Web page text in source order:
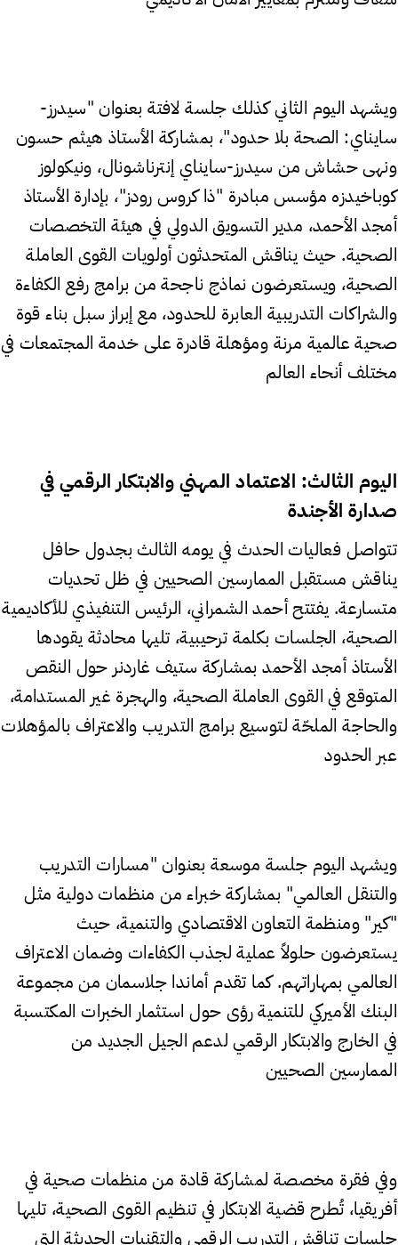
ويشهد اليوم الثاني كذلك جلسة لافتة بعنوان "سيدرز-
سايناي: الصحة بلا حدود"، بمشاركة الأستاذ هيثم حسون
ونهى حشاش من سيدرز-سايناي إنترناشونال، ونيكولوز
كوباخيدزه مؤسس مبادرة "ذا كروس رودز"، بإدارة الأستاذ
أمجد الأحمد، مدير التسويق الدولي في هيئة التخصصات
الصحية. حيث يناقش المتحدثون أولويات القوى العاملة
الصحية، ويستعرضون نماذج ناجحة من برامج رفع الكفاءة
والشراكات التدريبية العابرة للحدود، مع إبراز سبل بناء قوة
صحية عالمية مرنة ومؤهلة قادرة على خدمة المجتمعات في
مختلف أنحاء العالم
اليوم الثالث: الاعتماد المهني والابتكار الرقمي في
صدارة الأجندة
تتواصل فعاليات الحدث في يومه الثالث بجدول حافل
يناقش مستقبل الممارسين الصحيين في ظل تحديات
متسارعة. يفتتح أحمد الشمراني، الرئيس التنفيذي للأكاديمية
الصحية، الجلسات بكلمة ترحيبية، تليها محادثة يقودها
الأستاذ أمجد الأحمد بمشاركة ستيف غاردنر حول النقص
المتوقع في القوى العاملة الصحية، والهجرة غير المستدامة،
والحاجة الملحّة لتوسيع برامج التدريب والاعتراف بالمؤهلات
عبر الحدود
ويشهد اليوم جلسة موسعة بعنوان "مسارات التدريب
والتنقل العالمي" بمشاركة خبراء من منظمات دولية مثل
"كير" ومنظمة التعاون الاقتصادي والتنمية، حيث
يستعرضون حلولاً عملية لجذب الكفاءات وضمان الاعتراف
العالمي بمهاراتهم. كما تقدم أماندا جلاسمان من مجموعة
البنك الأميركي للتنمية رؤى حول استثمار الخبرات المكتسبة
في الخارج والابتكار الرقمي لدعم الجيل الجديد من
الممارسين الصحيين
وفي فقرة مخصصة لمشاركة قادة من منظمات صحية في
أفريقيا، تُطرح قضية الابتكار في تنظيم القوى الصحية، تليها
جلسات تناقش التدريب الرقمي والتقنيات الحديثة التي